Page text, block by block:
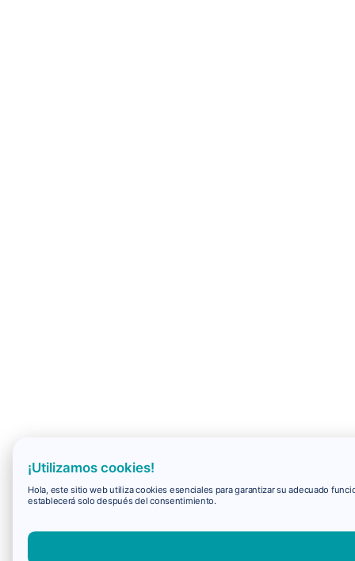
¡Utilizamos cookies!
Hola, este sitio web utiliza cookies esenciales para garantizar su adecuado
establecerá solo después del consentimiento.